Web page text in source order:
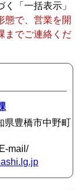
「一括表示」
態で、営業を開
までご連絡くだ
県豊橋市中野町
E-mail/